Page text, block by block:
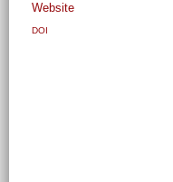
Website
DOI